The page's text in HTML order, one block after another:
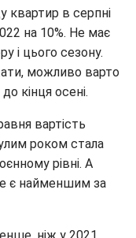
квартир в серпні
на 10%. Не має
і цього сезону.
можливо варто
кінця осені.
вартість
роком стала
рівні. А
є найменшим за